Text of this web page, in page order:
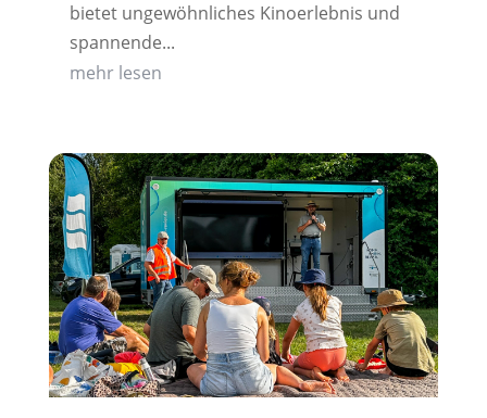
bietet ungewöhnliches Kinoerlebnis und
spannende...
mehr lesen